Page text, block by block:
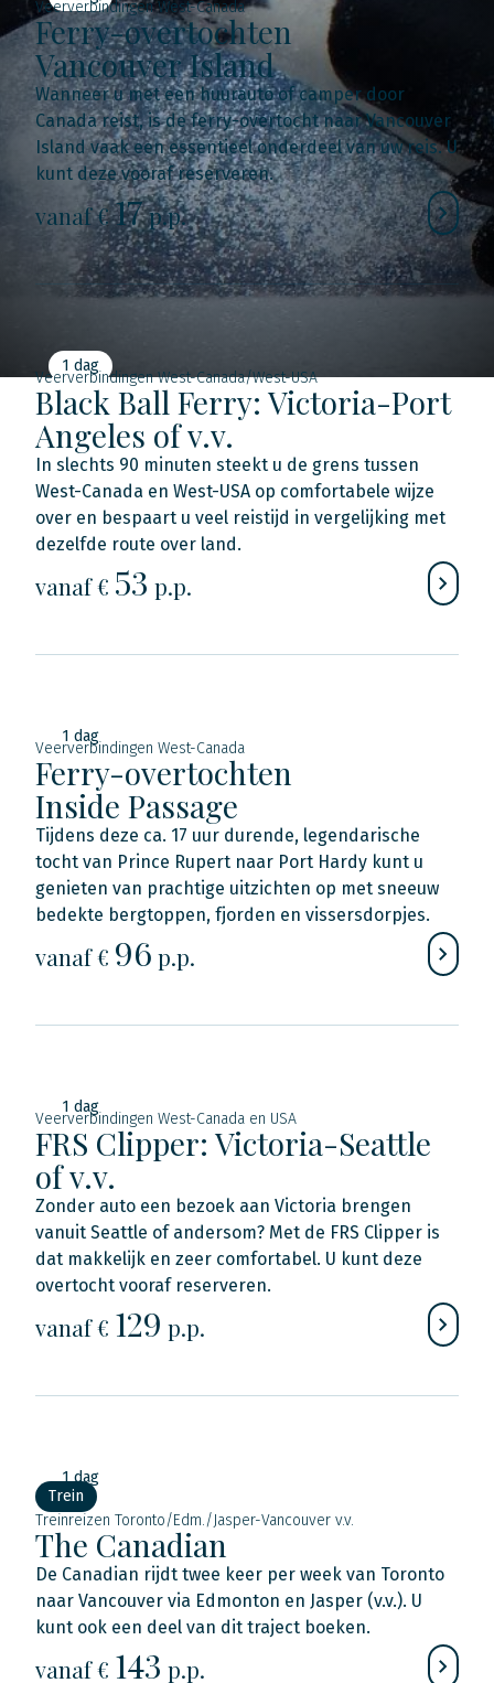
Veerverbindingen West-Canada
Ferry-overtochten
Vancouver Island
Wanneer u met een huurauto of camper door
Canada reist, is de ferry-overtocht naar Vancouver
Island vaak een essentieel onderdeel van uw reis. U
kunt deze vooraf reserveren.
vanaf €17p.p.
1 dag
Veerverbindingen West-Canada/West-USA
Black Ball Ferry: Victoria-Port
Angeles of v.v.
In slechts 90 minuten steekt u de grens tussen
West-Canada en West-USA op comfortabele wijze
over en bespaart u veel reistijd in vergelijking met
dezelfde route over land.
vanaf € 53 p.p.
1 dag
Veerverbindingen West-Canada
Ferry-overtochten
Inside Passage
Tijdens deze ca. 17 uur durende, legendarische
tocht van Prince Rupert naar Port Hardy kunt u
genieten van prachtige uitzichten op met sneeuw
bedekte bergtoppen, fjorden en vissersdorpjes.
vanaf € 96 p.p.
1 dag
Veerverbindingen West-Canada en USA
FRS Clipper: Victoria-Seattle
of v.v.
Zonder auto een bezoek aan Victoria brengen
vanuit Seattle of andersom? Met de FRS Clipper is
dat makkelijk en zeer comfortabel. U kunt deze
overtocht vooraf reserveren.
vanaf € 129 p.p.
1 dag
Trein
Treinreizen Toronto/Edm./Jasper-Vancouver v.v.
The Canadian
De Canadian rijdt twee keer per week van Toronto
naar Vancouver via Edmonton en Jasper (v.v.). U
kunt ook een deel van dit traject boeken.
vanaf € 143 p.p.